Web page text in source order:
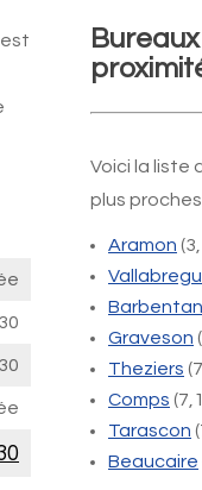
Voici la liste
plus
Aramon
Graveson
Theziers
Comps
Tarascon
Beaucaire